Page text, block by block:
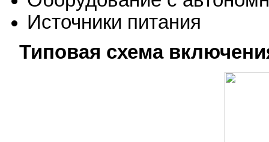
Источники питания
Типовая схема